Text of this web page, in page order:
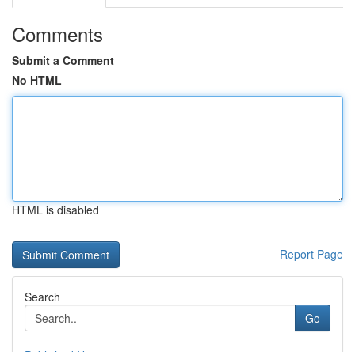
Comments
Submit a Comment
No HTML
HTML is disabled
Report Page
Search
Go